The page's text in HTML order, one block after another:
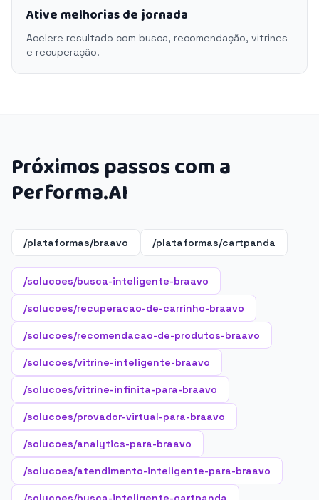
Ative melhorias de jornada
Acelere resultado com busca, recomendação, vitrines
e recuperação.
Próximos passos com a
Performa.AI
/plataformas/braavo /plataformas/cartpanda
/solucoes/busca-inteligente-braavo
/solucoes/recuperacao-de-carrinho-braavo
/solucoes/recomendacao-de-produtos-braavo
/solucoes/vitrine-inteligente-braavo
/solucoes/vitrine-infinita-para-braavo
/solucoes/provador-virtual-para-braavo
/solucoes/analytics-para-braavo
/solucoes/atendimento-inteligente-para-braavo